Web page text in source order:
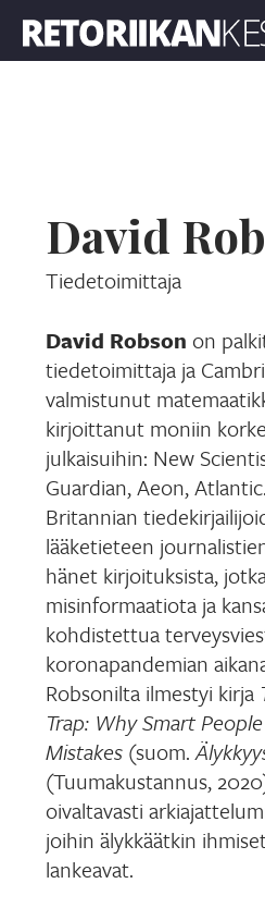
David
Tiedetoimittaja
David Robson on
tiedetoimittaja ja
valmistunut
kirjoittanut moniin
julkaisuihin: New
Guardian, Aeon,
Britannian
lääketieteen
hänet kirjoituksista,
misinformaatiota ja
kohdistettua
koronapandemian
Robsonilta ilmestyi kirja
Trap: Why Smart
Mistakes (suom.
(Tuumakustannus,
oivaltavasti
joihin älykkäätkin
lankeavat.